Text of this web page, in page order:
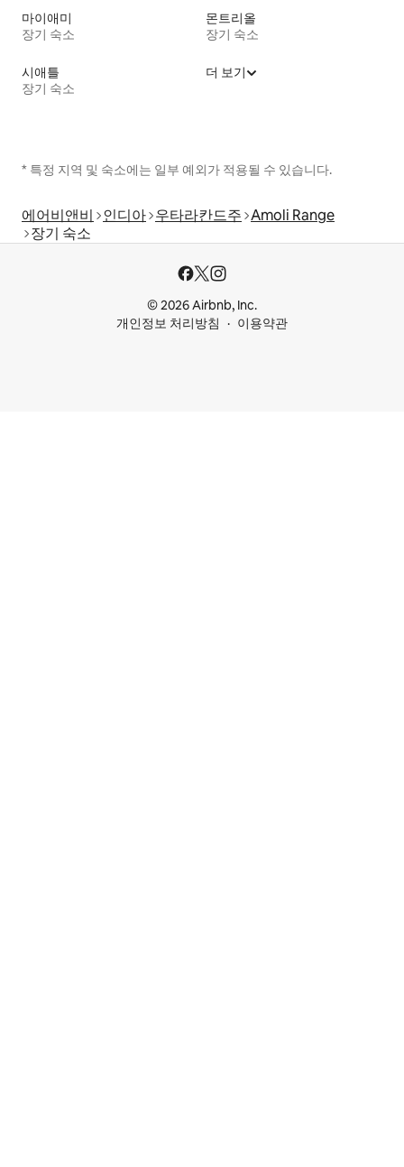
마이애미
장기 숙소
몬트리올
장기 숙소
시애틀
장기 숙소
더 보기
* 특정 지역 및 숙소에는 일부 예외가 적용될 수 있습니다.
에어비앤비 인디아 우타라칸드주 Amoli Range
장기 숙소
© 2026 Airbnb, Inc.
개인정보 처리방침
이용약관